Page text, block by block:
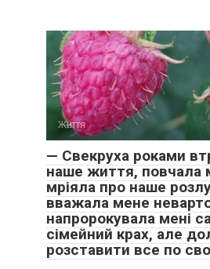
Життя
— Свекруха роками
наше життя, повчала
мріяла про наше
вважала мене
напророкувала мені
сімейний крах, але
розставити все по